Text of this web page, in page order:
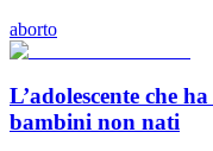
aborto
L’adolescente che
bambini non nati